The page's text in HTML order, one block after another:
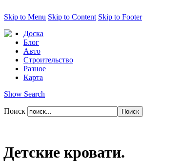
Skip to Menu Skip to Content Skip to Footer
Доска
Блог
Авто
Строительство
Разное
Карта
Show Search
Поиск
Детские кровати.